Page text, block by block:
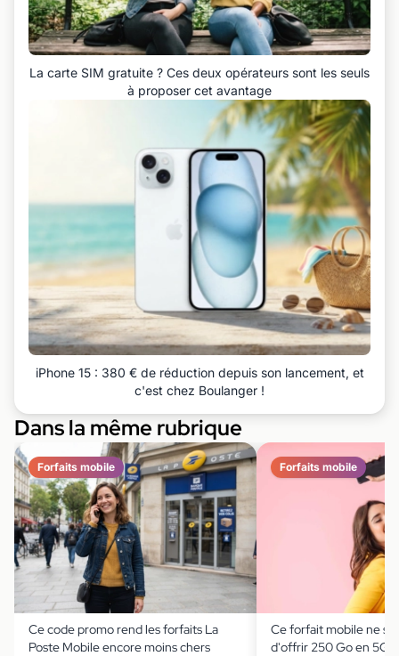
La carte SIM gratuite ? Ces deux opérateurs sont les seuls
à proposer cet avantage
iPhone 15 : 380 € de réduction depuis son lancement, et
c'est chez Boulanger !
Dans la même rubrique
Forfaits mobile
Ce code promo rend les forfaits La
Poste Mobile encore moins chers
Forfaits mobile
Ce forfait mobile ne
d'offrir 250 Go en 5G